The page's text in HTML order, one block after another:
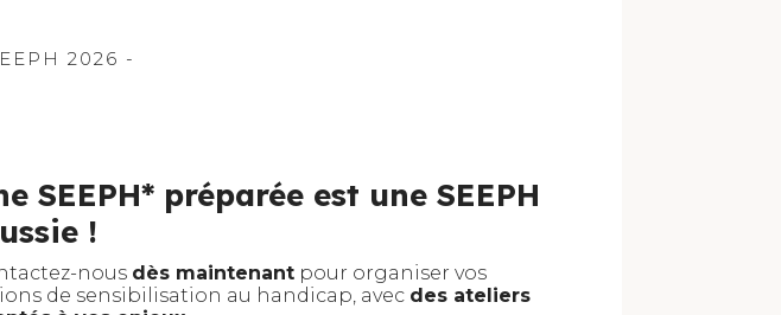
2026 -
SEEPH* préparée est une SEEPH
!
nous dès maintenantpour organiser vos
de sensibilisation au handicap, avec des ateliers